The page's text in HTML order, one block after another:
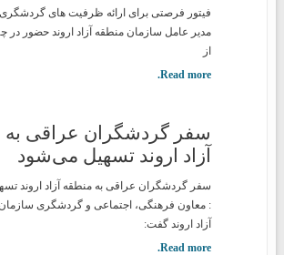
فیتور فرصتی برای ارائه ظرفیت های گردشگری
مدیر عامل سازمان منطقه آزاد اروند حضور در
از
Read more.
سفر گردشگران عراقی به
آزاد اروند تسهیل می‌شود
سفر گردشگران عراقی به منطقه آزاد اروند
: معاون فرهنگی، اجتماعی و گردشگری
آزاد اروند گفت:
Read more.